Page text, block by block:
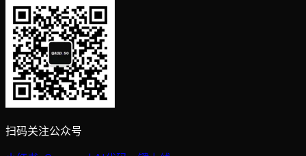
扫码关注公众号